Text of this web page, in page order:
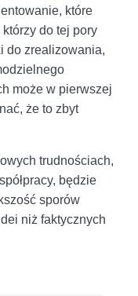
które
do tej pory
do zrealizowania,
może w pierwszej
że to zbyt
trudnościach,
będzie
sporów
niż faktycznych